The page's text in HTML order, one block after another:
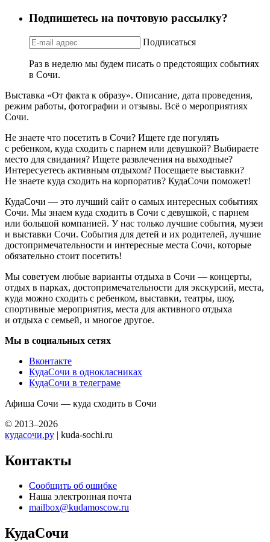
Подпишетесь на почтовую рассылку?
Подписаться
Раз в неделю мы будем писать о предстоящих событиях
в Сочи.
Выставка «От факта к образу». Описание, дата проведения,
режим работы, фотографии и отзывы. Всё о мероприятиях
Сочи.
Не знаете что посетить в Сочи? Ищете где погулять
с ребенком, куда сходить с парнем или девушкой? Выбираете
место для свидания? Ищете развлечения на выходные?
Интересуетесь активным отдыхом? Посещаете выставки?
Не знаете куда сходить на корпоратив? КудаСочи поможет!
КудаСочи — это лучший сайт о самых интересных событиях
Сочи. Мы знаем куда сходить в Сочи с девушкой, с парнем
или большой компанией. У нас только лучшие события, музеи
и выставки Сочи. События для детей и их родителей, лучшие
достопримечательности и интересные места Сочи, которые
обязательно стоит посетить!
Мы советуем любые варианты отдыха в Сочи — концерты,
отдых в парках, достопримечательности для экскурсий, места,
куда можно сходить с ребенком, выставки, театры, шоу,
спортивные мероприятия, места для активного отдыха
и отдыха с семьей, и многое другое.
Мы в социальных сетях
Вконтакте
КудаСочи в однокласниках
КудаСочи в телеграме
Афиша Сочи — куда сходить в Сочи
© 2013–2026
кудасочи.ру | kuda-sochi.ru
Контакты
Сообщить об ошибке
Наша электронная почта
mailbox@kudamoscow.ru
КудаСочи